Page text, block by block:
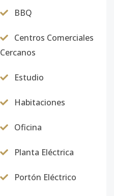
BBQ
Centros Comerciales
Cercanos
Estudio
Habitaciones
Oficina
Planta Eléctrica
Portón Eléctrico